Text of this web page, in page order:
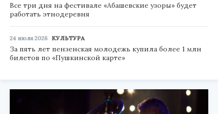
Все три дня на фестивале «Абашевские узоры» будет
работать этнодеревня
24 июля 2026 КУЛЬТУРА
За пять лет пензенская молодежь купила более 1 млн
билетов по «Пушкинской карте»